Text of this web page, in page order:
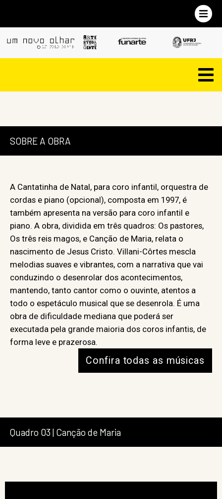
SOBRE A OBRA
A Cantatinha de Natal, para coro infantil, orquestra de
cordas e piano (opcional), composta em 1997, é
também apresenta na versão para coro infantil e
piano. A obra, dividida em três quadros: Os pastores,
Os três reis magos, e Canção de Maria, relata o
nascimento de Jesus Cristo. Villani-Côrtes mescla
melodias suaves e vibrantes, com a narrativa que vai
conduzindo o desenrolar dos acontecimentos,
mantendo, tanto cantor como o ouvinte, atentos a
todo o espetáculo musical que se desenrola. É uma
obra de dificuldade mediana que poderá ser
executada pela grande maioria dos coros infantis, de
forma leve e prazerosa.
Confira todas as músicas
Quadro 03 | Canção de Maria